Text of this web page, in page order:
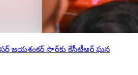
జయశంకర్ సార్‌కు కేసీటీఆర్ ఘన